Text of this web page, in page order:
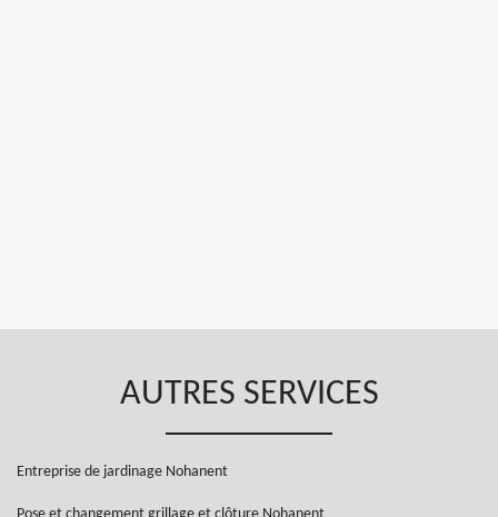
AUTRES SERVICES
Entreprise de jardinage Nohanent